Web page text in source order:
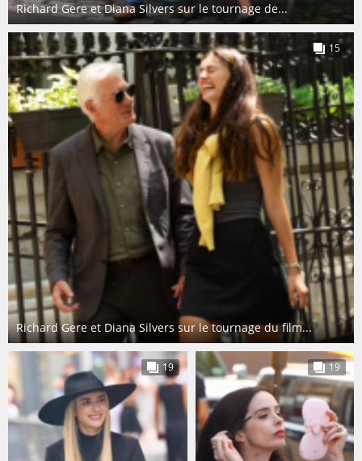
Richard Gere et Diana Silvers sur le tournage de...
Richard Gere et Diana Silvers sur le tournage du film...
15
19 19